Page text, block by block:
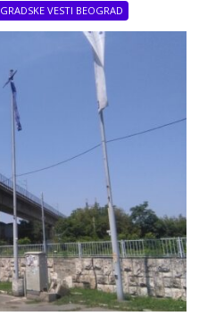
GRADSKE VESTI BEOGRAD